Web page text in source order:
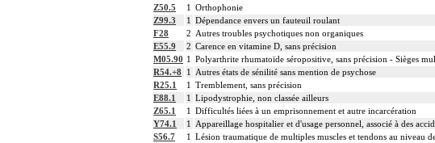
Z50.5 1
Orthophonie
Z99.3
1
Dépendance envers un fauteuil roulant
F28
2 Autres troubles psychotiques non organiques
E55.9
2 Carence en vitamine D, sans précision
M05.90 1
Polyarthrite rhumatoïde séropositive, sans précision - Sièges
R54.+8
1
Autres états de sénilité sans mention de psychose
R25.1
1
Tremblement, sans précision
E88.1
1
Lipodystrophie, non classée ailleurs
Z65.1
1
Difficultés liées à un emprisonnement et autre incarcération
Y74.1
1
Appareillage hospitalier et d'usage personnel, associé à des
S56.7
1 Lésion traumatique de multiples muscles et tendons au niveau